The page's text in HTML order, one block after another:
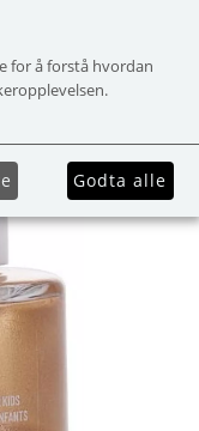
for å forstå hvordan
Godta alle